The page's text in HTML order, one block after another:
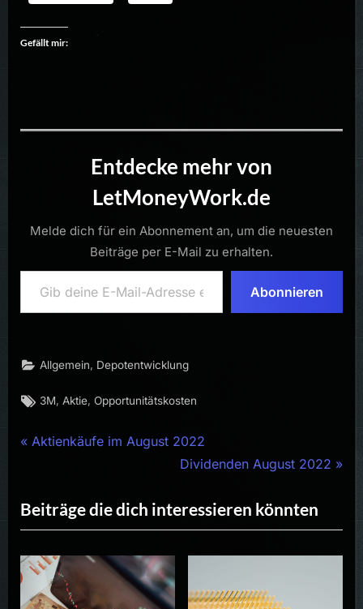
Gefällt mir:
Entdecke mehr von
LetMoneyWork.de
Melde dich für ein Abonnement an, um die neuesten
Beiträge per E-Mail zu erhalten.
Gib deine E-Mail-Adresse ein ...
Abonnieren
Allgemein, Depotentwicklung
Tags:
3M, Aktie,Opportunitätskosten
Beitragsnavigation
P
v
i
o
u
s
Aktienkäufe im August 2022
N
x
t
Dividenden August 2022
Beiträge die dich interessieren könnten